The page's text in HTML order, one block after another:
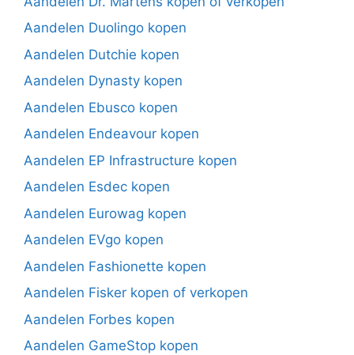
Aandelen Duolingo kopen
Aandelen Dutchie kopen
Aandelen Dynasty kopen
Aandelen Ebusco kopen
Aandelen Endeavour kopen
Aandelen EP Infrastructure kopen
Aandelen Esdec kopen
Aandelen Eurowag kopen
Aandelen EVgo kopen
Aandelen Fashionette kopen
Aandelen Fisker kopen of verkopen
Aandelen Forbes kopen
Aandelen GameStop kopen